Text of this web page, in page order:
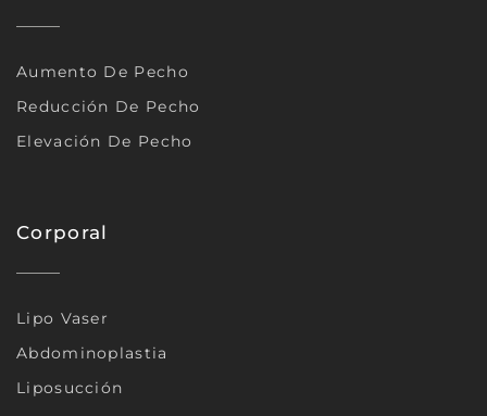
Aumento De Pecho
Reducción De Pecho
Elevación De Pecho
Corporal
Lipo Vaser
Abdominoplastia
Liposucción